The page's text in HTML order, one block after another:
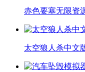
赤色要塞无限资
太空狼人杀中文